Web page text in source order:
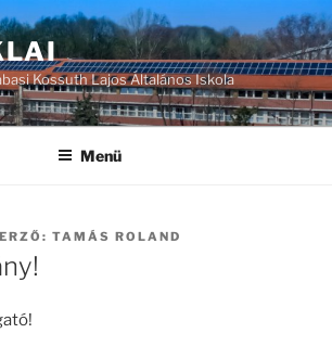
Kossuth Lajos Általános Iskola
Menü
TAMÁS ROLAND